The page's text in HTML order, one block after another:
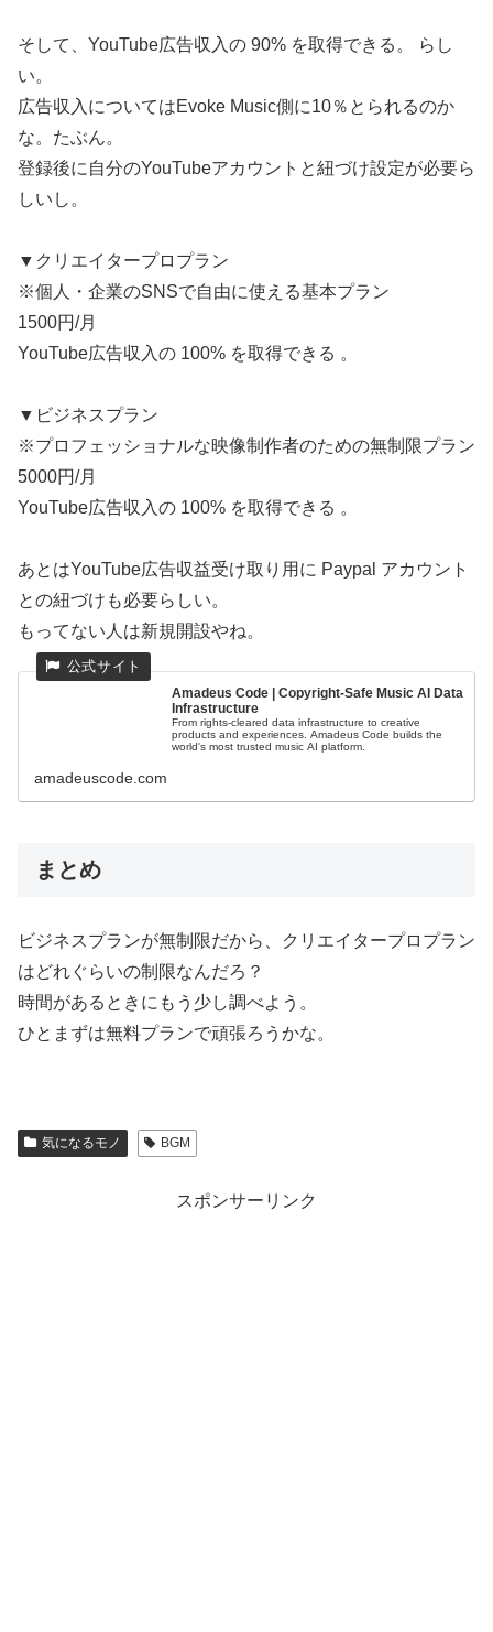
そして、YouTube広告収入の 90% を取得できる。 らし
い。
広告収入についてはEvoke Music側に10％とられるのか
な。たぶん。
登録後に自分のYouTubeアカウントと紐づけ設定が必要ら
しいし。
▼クリエイタープロプラン
※個人・企業のSNSで自由に使える基本プラン
1500円/月
YouTube広告収入の 100% を取得できる 。
▼ビジネスプラン
※プロフェッショナルな映像制作者のための無制限プラン
5000円/月
YouTube広告収入の 100% を取得できる 。
あとはYouTube広告収益受け取り用に Paypal アカウント
との紐づけも必要らしい。
もってない人は新規開設やね。
Amadeus Code | Copyright-Safe Music AI Data
Infrastructure
From rights-cleared data infrastructure to creative
products and experiences. Amadeus Code builds the
world's most trusted music AI platform.
amadeuscode.com
まとめ
ビジネスプランが無制限だから、クリエイタープロプラン
はどれぐらいの制限なんだろ？
時間があるときにもう少し調べよう。
ひとまずは無料プランで頑張ろうかな。
気になるモノ BGM
スポンサーリンク